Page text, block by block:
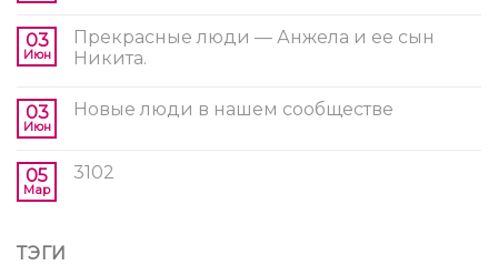
03
Июн
Прекрасные люди — Анжела и ее сын
Никита.
03
Июн
Новые люди в нашем сообществе
05
Мар
3102
ТЭГИ